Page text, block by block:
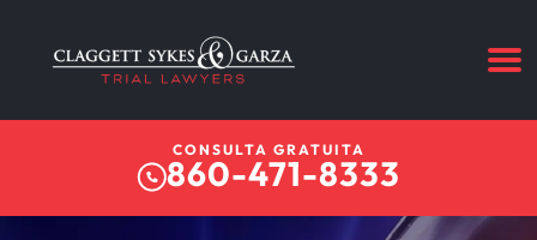
CONSULTA GRATUITA
860-471-8333